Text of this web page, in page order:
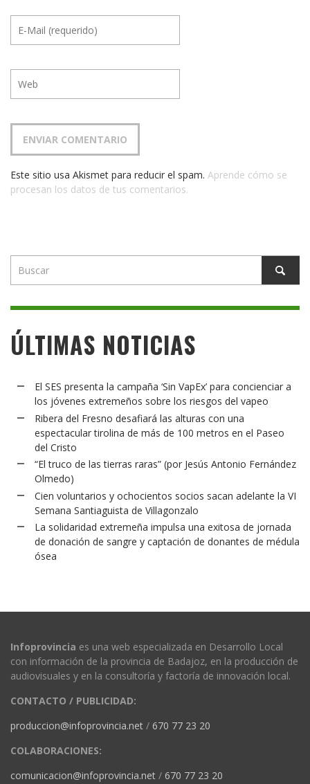
Este sitio usa Akismet para reducir el spam. Aprende cómo se
procesan los datos de tus comentarios.
ÚLTIMAS NOTICIAS
El SES presenta la campaña ‘Sin VapEx’ para concienciar a
los jóvenes extremeños sobre los riesgos del vapeo
Ribera del Fresno desafiará las alturas con una
espectacular tirolina de más de 100 metros en el Paseo
del Cristo
“El truco de las tierras raras” (por Jesús Antonio Fernández
Olmedo)
Cien voluntarios y ochocientos socios sacan adelante la VI
Semana Santiaguista de Villagonzalo
La solidaridad extremeña impulsa una exitosa de jornada
de donación de sangre y captación de donantes de médula
ósea
Infoprovincia es una web especializada en Desarrollo Local
con información de la provincia de Badajoz, en la producción de
audiovisuales y en la consultoría y factoría de innovación local.
CONTACTO / PUBLICIDAD:
produccion@infoprovincia.net / 670 77 23 20
COLABORACIONES:
comunicacion@infoprovincia.net / 670 77 23 20